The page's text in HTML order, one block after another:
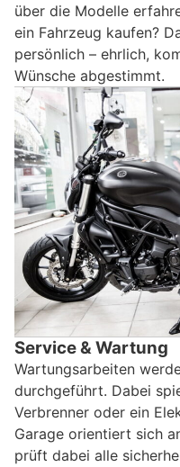
über die Modelle
ein Fahrzeug kaufen?
persönlich – ehrlich,
Wünsche abgestimmt.
Service & Wartung
Wartungsarbeiten
durchgeführt. Dabei
Verbrenner oder ein
Garage orientiert sich
prüft dabei alle